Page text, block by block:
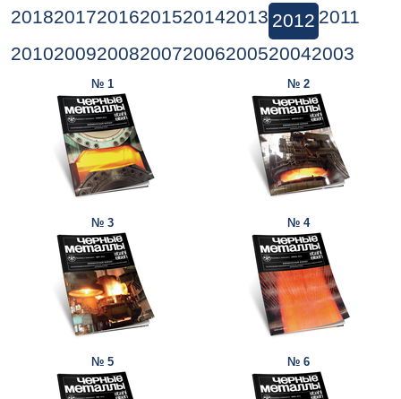
201820172016201520142013 2012 2011
20102009200820072006200520042003
№ 1 № 2
№ 3 № 4
№ 5 № 6